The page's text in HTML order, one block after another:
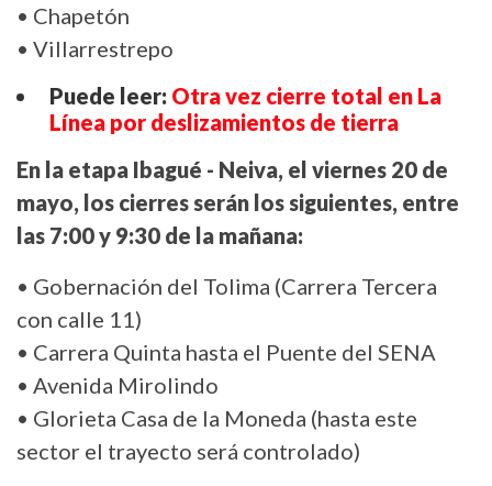
• Chapetón
• Villarrestrepo
Puede leer: Otra vez cierre total en La
Línea por deslizamientos de tierra
En la etapa Ibagué - Neiva, el viernes 20 de
mayo, los cierres serán los siguientes, entre
las 7:00 y 9:30 de la mañana:
• Gobernación del Tolima (Carrera Tercera
con calle 11)
• Carrera Quinta hasta el Puente del SENA
• Avenida Mirolindo
• Glorieta Casa de la Moneda (hasta este
sector el trayecto será controlado)